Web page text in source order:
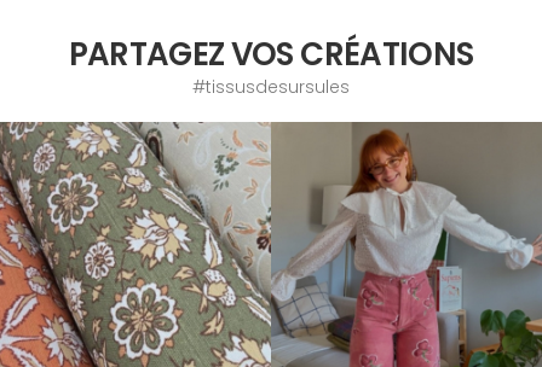
PARTAGEZ VOS CRÉATIONS
#tissusdesursules